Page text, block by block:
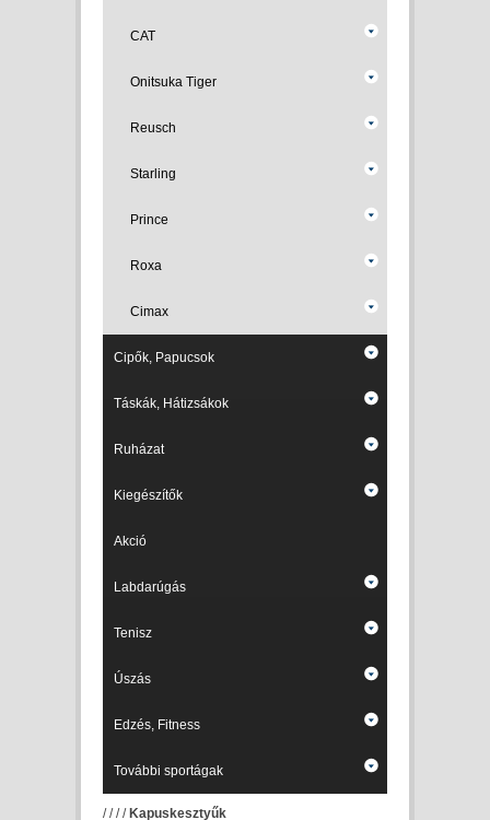
CAT
Onitsuka Tiger
Reusch
Starling
Prince
Roxa
Cimax
Cipők, Papucsok
Táskák, Hátizsákok
Ruházat
Kiegészítők
Akció
Labdarúgás
Tenisz
Úszás
Edzés, Fitness
További sportágak
//// Kapuskesztyűk